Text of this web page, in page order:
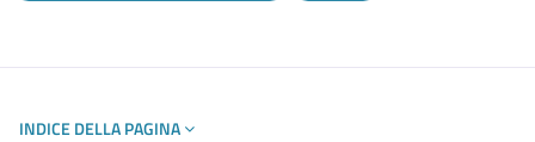
INDICE DELLA PAGINA